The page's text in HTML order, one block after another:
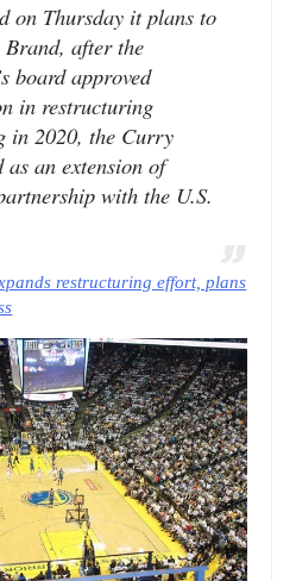
on Thursday it plans to
after the
board approved
in restructuring
in 2020, the Curry
as an extension of
with the U.S.
restructuring effort, plans